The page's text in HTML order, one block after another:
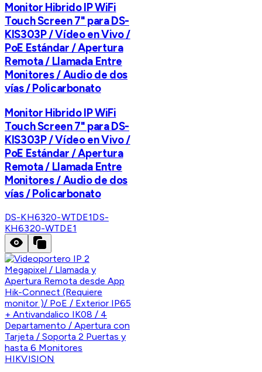
Monitor Hibrido IP WiFi
Touch Screen 7" para DS-
KIS303P / Vídeo en Vivo /
PoE Estándar / Apertura
Remota / Llamada Entre
Monitores / Audio de dos
vías / Policarbonato
Monitor Hibrido IP WiFi
Touch Screen 7" para DS-
KIS303P / Vídeo en Vivo /
PoE Estándar / Apertura
Remota / Llamada Entre
Monitores / Audio de dos
vías / Policarbonato
DS-KH6320-WTDE1DS-
KH6320-WTDE1
HIKVISION